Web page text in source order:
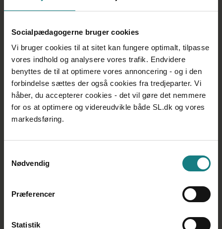
Socialpædagogerne bruger cookies
Vi bruger cookies til at sitet kan fungere optimalt, tilpasse
vores indhold og analysere vores trafik. Endvidere
benyttes de til at optimere vores annoncering - og i den
forbindelse sættes der også cookies fra tredjeparter. Vi
håber, du accepterer cookies - det vil gøre det nemmere
for os at optimere og videreudvikle både SL.dk og vores
markedsføring.
Nødvendig
Præferencer
Statistik
Konkurrenceklausuler
Konkurs eller rekonstruktion
Løn
Medarbejdervalgt bestyrelsesmedlem
Omsorgsorlov i 5 dage uden løn
Opsigelsesvarsler
Overenskomst
Prøvetid